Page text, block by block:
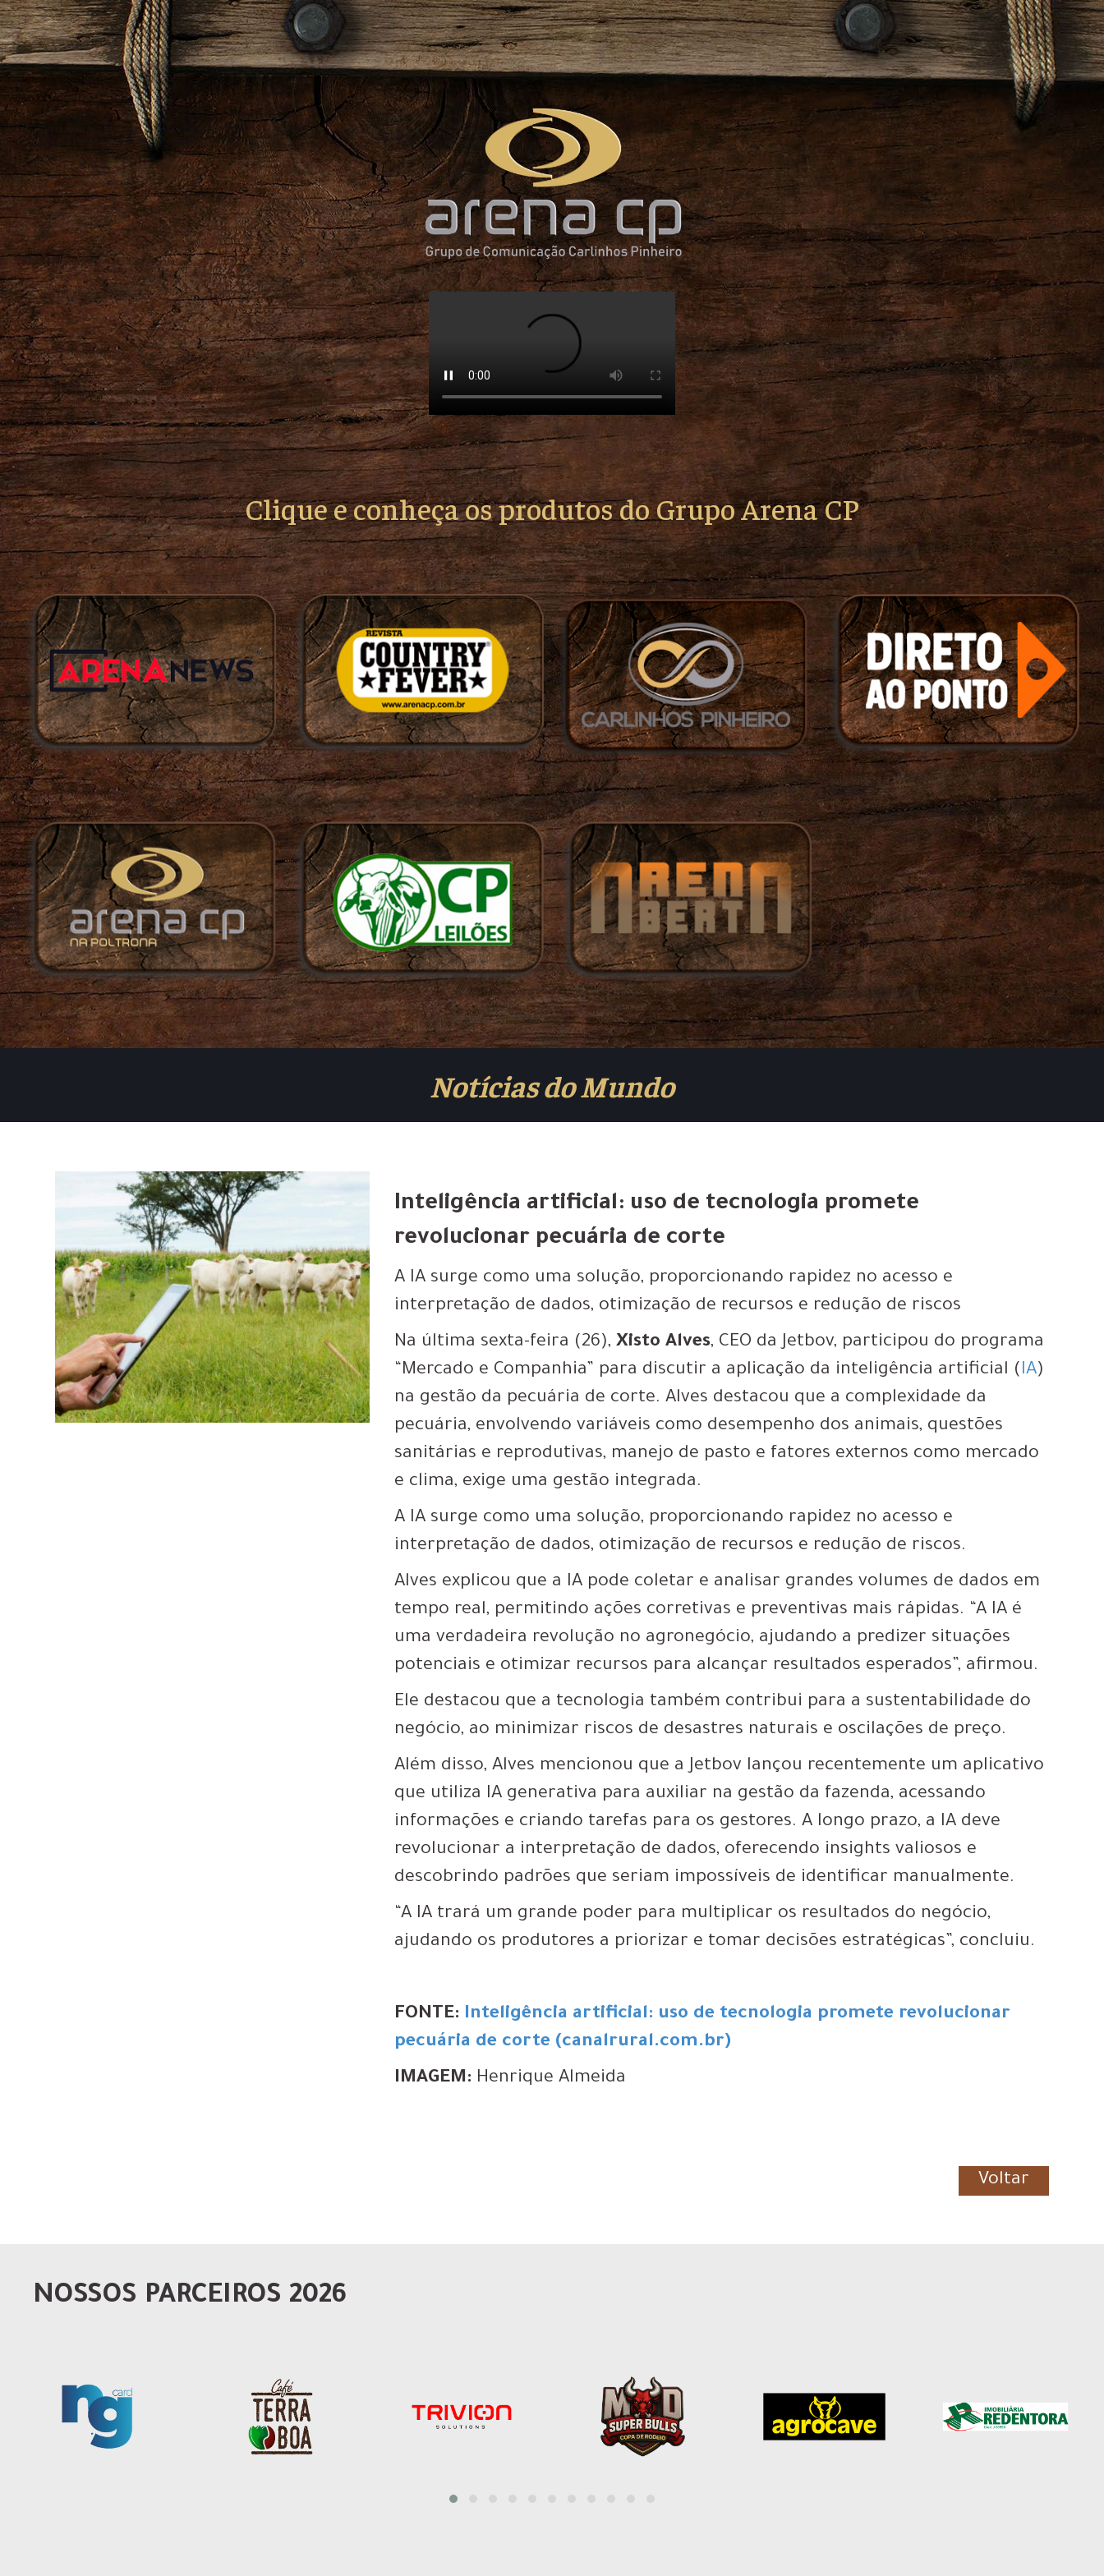
Clique e conheça os produtos do Grupo Arena CP
Notícias do Mundo
Inteligência artificial: uso de tecnologia promete
revolucionar pecuária de corte
A IA surge como uma solução, proporcionando rapidez no acesso e
interpretação de dados, otimização de recursos e redução de riscos
Na última sexta-feira (26),Xisto Alves, CEO da Jetbov, participou do programa
“Mercado e Companhia” para discutir a aplicação da inteligência artificial (IA)
na gestão da pecuária de corte. Alves destacou que a complexidade da
pecuária, envolvendo variáveis como desempenho dos animais, questões
sanitárias e reprodutivas, manejo de pasto e fatores externos como mercado
e clima, exige uma gestão integrada.
A IA surge como uma solução, proporcionando rapidez no acesso e
interpretação de dados, otimização de recursos e redução de riscos.
Alves explicou que a IA pode coletar e analisar grandes volumes de dados em
tempo real, permitindo ações corretivas e preventivas mais rápidas. “A IA é
uma verdadeira revolução no agronegócio, ajudando a predizer situações
potenciais e otimizar recursos para alcançar resultados esperados”, afirmou.
Ele destacou que a tecnologia também contribui para a sustentabilidade do
negócio, ao minimizar riscos de desastres naturais e oscilações de preço.
Além disso, Alves mencionou que a Jetbov lançou recentemente um aplicativo
que utiliza IA generativa para auxiliar na gestão da fazenda, acessando
informações e criando tarefas para os gestores. A longo prazo, a IA deve
revolucionar a interpretação de dados, oferecendo insights valiosos e
descobrindo padrões que seriam impossíveis de identificar manualmente.
“A IA trará um grande poder para multiplicar os resultados do negócio,
ajudando os produtores a priorizar e tomar decisões estratégicas”, concluiu.
FONTE: Inteligência artificial: uso de tecnologia promete revolucionar
pecuária de corte (canalrural.com.br)
IMAGEM: Henrique Almeida
Voltar
NOSSOS PARCEIROS 2026